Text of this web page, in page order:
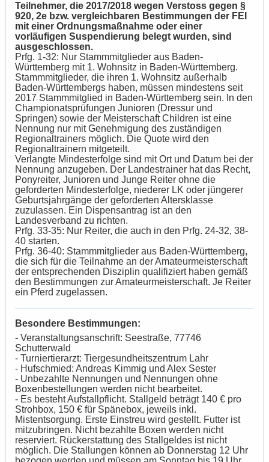
Teilnehmer, die 2017/2018 wegen Verstoss gegen §
920, 2e bzw. vergleichbaren Bestimmungen der FEI
mit einer Ordnungsmaßnahme oder einer
vorläufigen Suspendierung belegt wurden, sind
ausgeschlossen.
Prfg. 1-32: Nur Stammmitglieder aus Baden-
Württemberg mit 1. Wohnsitz in Baden-Württemberg.
Stammmitglieder, die ihren 1. Wohnsitz außerhalb
Baden-Württembergs haben, müssen mindestens seit
2017 Stammmitglied in Baden-Württemberg sein. In den
Championatsprüfungen Junioren (Dressur und
Springen) sowie der Meisterschaft Children ist eine
Nennung nur mit Genehmigung des zuständigen
Regionaltrainers möglich. Die Quote wird den
Regionaltrainern mitgeteilt.
Verlangte Mindesterfolge sind mit Ort und Datum bei der
Nennung anzugeben. Der Landestrainer hat das Recht,
Ponyreiter, Junioren und Junge Reiter ohne die
geforderten Mindesterfolge, niederer LK oder jüngerer
Geburtsjahrgänge der geforderten Altersklasse
zuzulassen. Ein Dispensantrag ist an den
Landesverband zu richten.
Prfg. 33-35: Nur Reiter, die auch in den Prfg. 24-32, 38-
40 starten.
Prfg. 36-40: Stammmitglieder aus Baden-Württemberg,
die sich für die Teilnahme an der Amateurmeisterschaft
der entsprechenden Disziplin qualifiziert haben gemäß
den Bestimmungen zur Amateurmeisterschaft. Je Reiter
ein Pferd zugelassen.
Besondere Bestimmungen:
- Veranstaltungsanschrift: Seestraße, 77746
Schutterwald
- Turniertierarzt: Tiergesundheitszentrum Lahr
- Hufschmied: Andreas Kimmig und Alex Sester
- Unbezahlte Nennungen und Nennungen ohne
Boxenbestellungen werden nicht bearbeitet.
- Es besteht Aufstallpflicht. Stallgeld beträgt 140 € pro
Strohbox, 150 € für Spänebox, jeweils inkl.
Mistentsorgung. Erste Einstreu wird gestellt. Futter ist
mitzubringen. Nicht bezahlte Boxen werden nicht
reserviert. Rückerstattung des Stallgeldes ist nicht
möglich. Die Stallungen können ab Donnerstag 12 Uhr